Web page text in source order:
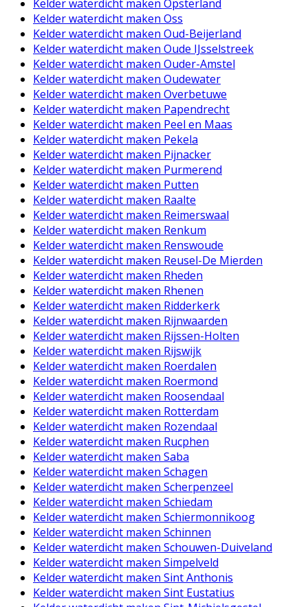
Kelder waterdicht maken Opsterland
Kelder waterdicht maken Oss
Kelder waterdicht maken Oud-Beijerland
Kelder waterdicht maken Oude IJsselstreek
Kelder waterdicht maken Ouder-Amstel
Kelder waterdicht maken Oudewater
Kelder waterdicht maken Overbetuwe
Kelder waterdicht maken Papendrecht
Kelder waterdicht maken Peel en Maas
Kelder waterdicht maken Pekela
Kelder waterdicht maken Pijnacker
Kelder waterdicht maken Purmerend
Kelder waterdicht maken Putten
Kelder waterdicht maken Raalte
Kelder waterdicht maken Reimerswaal
Kelder waterdicht maken Renkum
Kelder waterdicht maken Renswoude
Kelder waterdicht maken Reusel-De Mierden
Kelder waterdicht maken Rheden
Kelder waterdicht maken Rhenen
Kelder waterdicht maken Ridderkerk
Kelder waterdicht maken Rijnwaarden
Kelder waterdicht maken Rijssen-Holten
Kelder waterdicht maken Rijswijk
Kelder waterdicht maken Roerdalen
Kelder waterdicht maken Roermond
Kelder waterdicht maken Roosendaal
Kelder waterdicht maken Rotterdam
Kelder waterdicht maken Rozendaal
Kelder waterdicht maken Rucphen
Kelder waterdicht maken Saba
Kelder waterdicht maken Schagen
Kelder waterdicht maken Scherpenzeel
Kelder waterdicht maken Schiedam
Kelder waterdicht maken Schiermonnikoog
Kelder waterdicht maken Schinnen
Kelder waterdicht maken Schouwen-Duiveland
Kelder waterdicht maken Simpelveld
Kelder waterdicht maken Sint Anthonis
Kelder waterdicht maken Sint Eustatius